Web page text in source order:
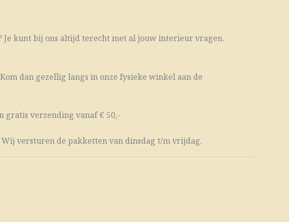
Je kunt bij ons altijd terecht met al jouw interieur vragen.
dan gezellig langs in onze fysieke winkel aan de
gratis verzending vanaf € 50,-
versturen de pakketten van dinsdag t/m vrijdag.